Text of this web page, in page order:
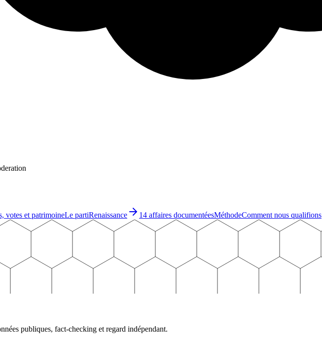
votes et patrimoineLe partiRenaissance 14 affaires documentéesMéthodeComment nous qualifions
publiques, fact-checking et regard indépendant.